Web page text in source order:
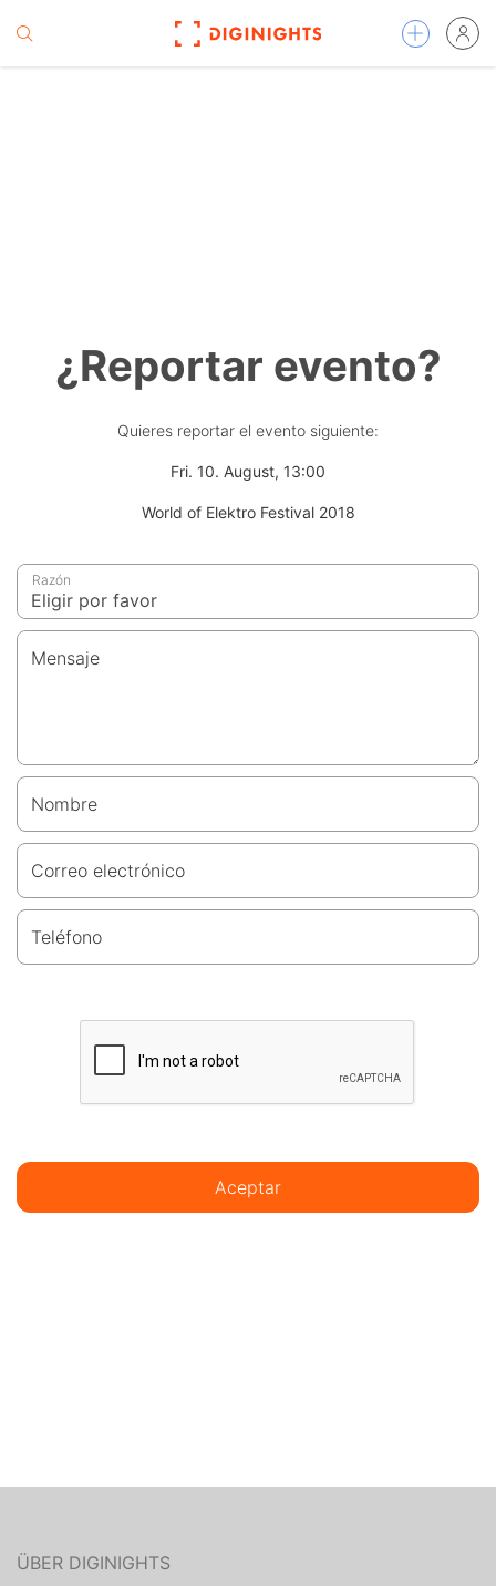
¿Reportar evento?
Quieres reportar el evento siguiente:
Fri. 10. August, 13:00
World of Elektro Festival 2018
Razón
Mensaje
Nombre
Correo electrónico
Teléfono
Aceptar
ÜBER DIGINIGHTS